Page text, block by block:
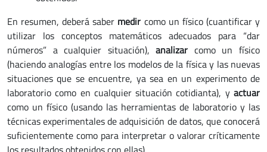
En resumen, deberá saber medir como un físico (cuantificar y
utilizar los conceptos matemáticos adecuados para “dar
números” a cualquier situación),analizar como un físico
(haciendo analogías entre los modelos de la física y las nuevas
situaciones que se encuentre, ya sea en un experimento de
laboratorio como en cualquier situación cotidianta), y actuar
como un físico (usando las herramientas de laboratorio y las
técnicas experimentales de adquisición de datos, que conocerá
suficientemente como para interpretar o valorar críticamente